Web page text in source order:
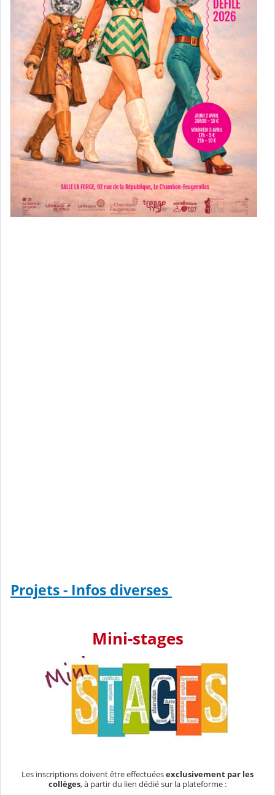
Projets - Infos diverses
Mini-stages
Les inscriptions doivent être effectuéesexclusivement par les
collèges, à partir du lien dédié sur la plateforme :